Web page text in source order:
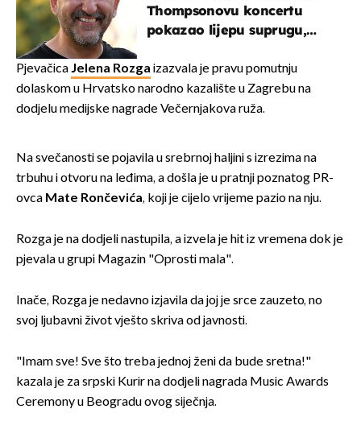
Thompsonovu koncertu
pokazao lijepu suprugu,
javnost
PjevačicaJelena Rozga izazvala je pravu pomutnju
dolaskom u Hrvatsko narodno kazalište u Zagrebu na
dodjelu medijske nagrade Večernjakova ruža.
Na svečanosti se pojavila u srebrnoj haljini s izrezima na
trbuhu i otvoru na leđima, a došla je u pratnji poznatog PR-
ovca Mate Rončevića, koji je cijelo vrijeme pazio na nju.
Rozga je na dodjeli nastupila, a izvela je hit iz vremena dok je
pjevala u grupi Magazin "Oprosti mala".
Inače, Rozga je nedavno izjavila da joj je srce zauzeto, no
svoj ljubavni život vješto skriva od javnosti.
"Imam sve! Sve što treba jednoj ženi da bude sretna!"
kazala je za srpski Kurir na dodjeli nagrada Music Awards
Ceremony u Beogradu ovog siječnja.